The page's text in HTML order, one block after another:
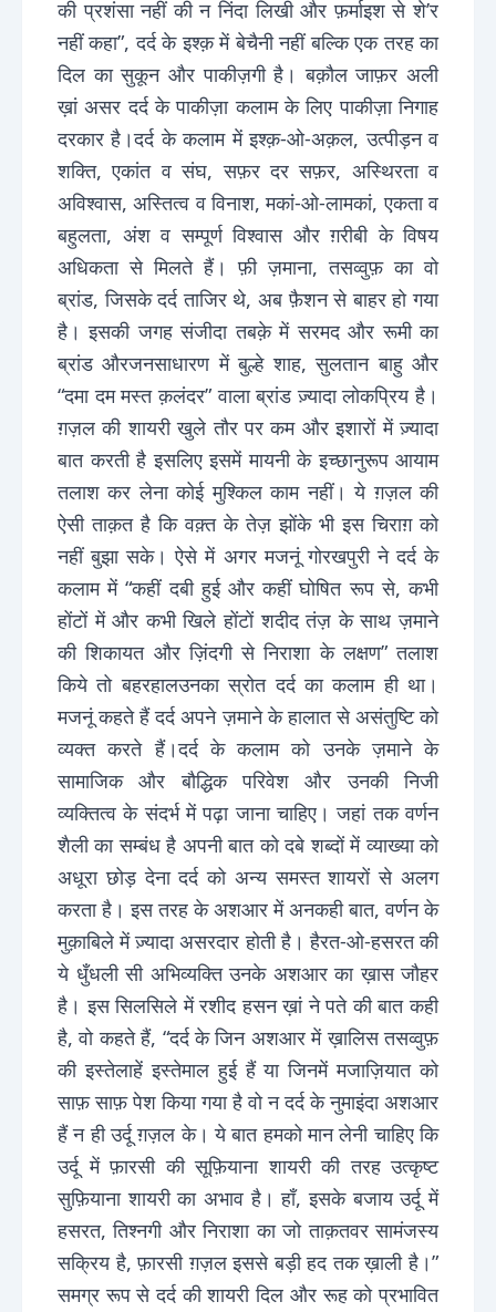
की प्रशंसा नहीं की न निंदा लिखी और फ़र्माइश से शे’र
नहीं कहा”, दर्द के इश्क़ में बेचैनी नहीं बल्कि एक तरह का
दिल का सुकून और पाकीज़गी है। बक़ौल जाफ़र अली
ख़ां असर दर्द के पाकीज़ा कलाम के लिए पाकीज़ा निगाह
दरकार है।दर्द के कलाम में इश्क़-ओ-अक़ल, उत्पीड़न व
शक्ति, एकांत व संघ, सफ़र दर सफ़र, अस्थिरता व
अविश्वास, अस्तित्व व विनाश, मकां-ओ-लामकां, एकता व
बहुलता, अंश व सम्पूर्ण विश्वास और ग़रीबी के विषय
अधिकता से मिलते हैं। फ़ी ज़माना, तसव्वुफ़ का वो
ब्रांड, जिसके दर्द ताजिर थे, अब फ़ैशन से बाहर हो गया
है। इसकी जगह संजीदा तबक़े में सरमद और रूमी का
ब्रांड औरजनसाधारण में बुल्हे शाह, सुलतान बाहु और
“दमा दम मस्त क़लंदर” वाला ब्रांड ज़्यादा लोकप्रिय है।
ग़ज़ल की शायरी खुले तौर पर कम और इशारों में ज़्यादा
बात करती है इसलिए इसमें मायनी के इच्छानुरूप आयाम
तलाश कर लेना कोई मुश्किल काम नहीं। ये ग़ज़ल की
ऐसी ताक़त है कि वक़्त के तेज़ झोंके भी इस चिराग़ को
नहीं बुझा सके। ऐसे में अगर मजनूं गोरखपुरी ने दर्द के
कलाम में “कहीं दबी हुई और कहीं घोषित रूप से, कभी
होंटों में और कभी खिले होंटों शदीद तंज़ के साथ ज़माने
की शिकायत और ज़िंदगी से निराशा के लक्षण” तलाश
किये तो बहरहालउनका स्रोत दर्द का कलाम ही था।
मजनूं कहते हैं दर्द अपने ज़माने के हालात से असंतुष्टि को
व्यक्त करते हैं।दर्द के कलाम को उनके ज़माने के
सामाजिक और बौद्धिक परिवेश और उनकी निजी
व्यक्तित्व के संदर्भ में पढ़ा जाना चाहिए। जहां तक वर्णन
शैली का सम्बंध है अपनी बात को दबे शब्दों में व्याख्या को
अधूरा छोड़ देना दर्द को अन्य समस्त शायरों से अलग
करता है। इस तरह के अशआर में अनकही बात, वर्णन के
मुक़ाबिले में ज़्यादा असरदार होती है। हैरत-ओ-हसरत की
ये धुँधली सी अभिव्यक्ति उनके अशआर का ख़ास जौहर
है। इस सिलसिले में रशीद हसन ख़ां ने पते की बात कही
है, वो कहते हैं, “दर्द के जिन अशआर में ख़ालिस तसव्वुफ़
की इस्तेलाहें इस्तेमाल हुई हैं या जिनमें मजाज़ियात को
साफ़ साफ़ पेश किया गया है वो न दर्द के नुमाइंदा अशआर
हैं न ही उर्दू ग़ज़ल के। ये बात हमको मान लेनी चाहिए कि
उर्दू में फ़ारसी की सूफ़ियाना शायरी की तरह उत्कृष्ट
सुफ़ियाना शायरी का अभाव है। हाँ, इसके बजाय उर्दू में
हसरत, तिश्नगी और निराशा का जो ताक़तवर सामंजस्य
सक्रिय है, फ़ारसी ग़ज़ल इससे बड़ी हद तक ख़ाली है।”
समग्र रूप से दर्द की शायरी दिल और रूह को प्रभावित